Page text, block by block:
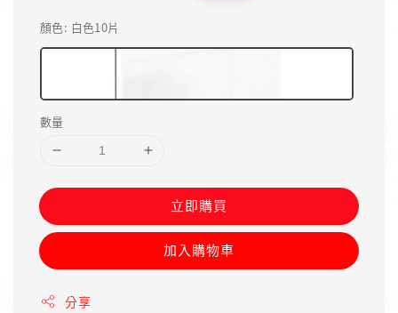
顏色: 白色10片
數量
立即購買
加入購物車
分享